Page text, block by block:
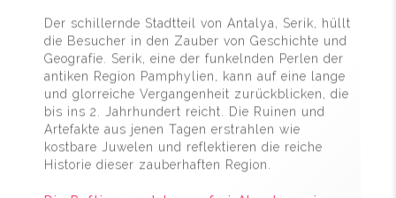
Der schillernde Stadtteil von Antalya, Serik, hüllt
die Besucher in den Zauber von Geschichte und
Geografie. Serik, eine der funkelnden Perlen der
antiken Region Pamphylien, kann auf eine lange
und glorreiche Vergangenheit zurückblicken, die
bis ins 2. Jahrhundert reicht. Die Ruinen und
Artefakte aus jenen Tagen erstrahlen wie
kostbare Juwelen und reflektieren die reiche
Historie dieser zauberhaften Region.